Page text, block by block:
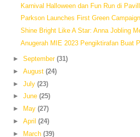
Karnival Halloween dan Fun Run di
Parkson Launches First Green
Shine Bright Like A Star: Anna Jobling
Anugerah MIE 2023 Pengiktirafan Buat
► September (31)
► August (24)
► July (23)
► June (25)
►
May (27)
► April (24)
► March (39)